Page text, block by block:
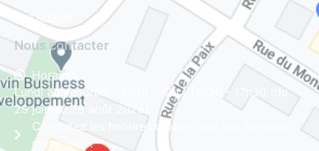
Lire la suite
Nous contacter
Horaires
Lundi au vendredi : 8h30 - 12h | 13h30 - 17h30 (du
29 juin au 28 août 2026)
Consultez les horaires d'ouverture des services
municipaux